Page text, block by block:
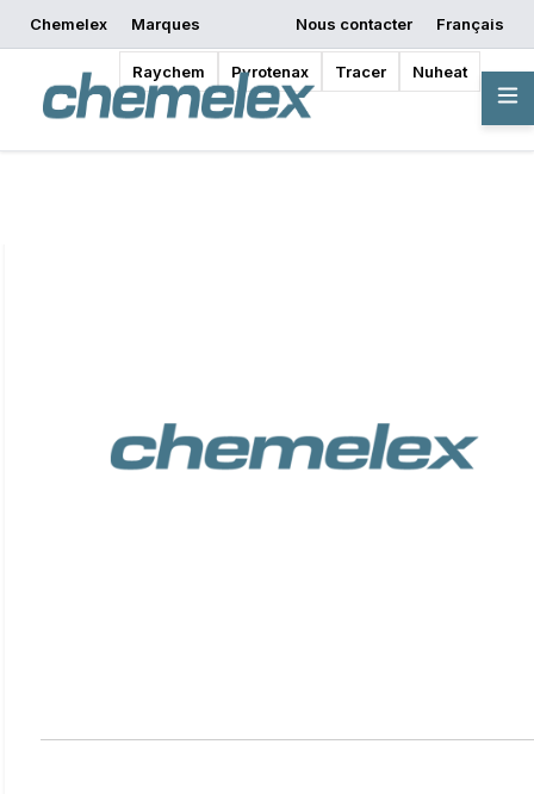
Chemelex Marques
Raychem Pyrotenax Tracer Nuheat
Nous contacter
Français
Demander un devis
Où acheter
Commencer la
Vue d'ensemble